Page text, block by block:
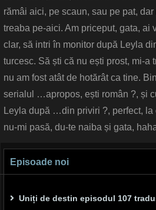
rămâi aici, pe scaun, sau pe pat,
treaba pe-aici. Am priceput, gata,
clar, să intri în monitor după Leyla
turcesc. Să ști că nu ești prost, mi-a
nu am fost atât de hotărât ca tine.
serialul …apropos, ești român ?, și
Leyla după …din priviri ?, perfect,
nu-mi pasă, du-te naiba și gata,
Episoade noi
Uniți de destin episodul 107